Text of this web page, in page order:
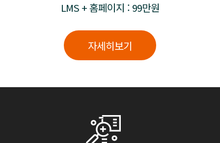
LMS + 홈페이지 : 99만원
자세히보기